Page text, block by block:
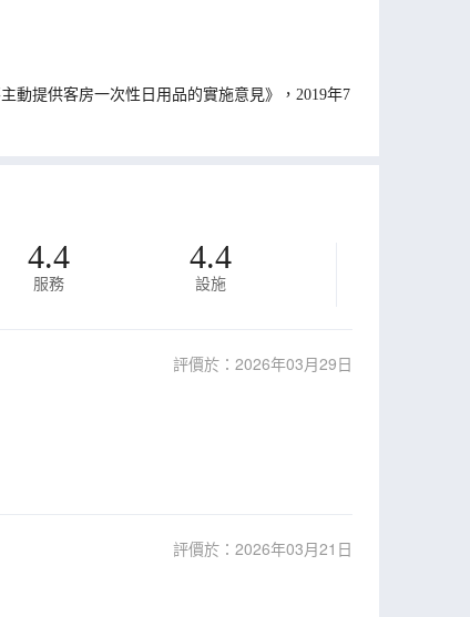
動提供客房一次性日用品的實施意見》，2019年7
4.4
服務
4.4
設施
評價於：2026年03月29日
評價於：2026年03月21日